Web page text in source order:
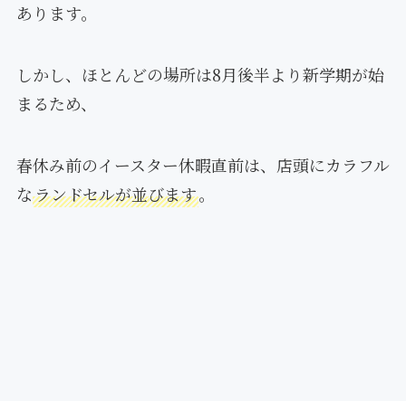
あります。
しかし、ほとんどの場所は8月後半より新学期が始
まるため、
春休み前のイースター休暇直前は、店頭にカラフル
なランドセルが並びます。